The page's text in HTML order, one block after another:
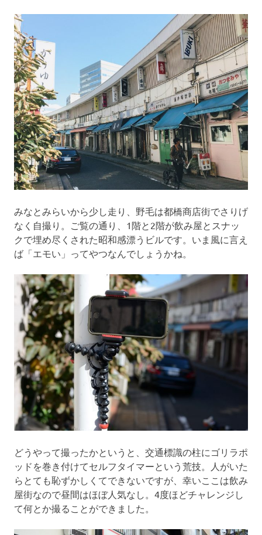
みなとみらいから少し走り、野毛は都橋商店街でさりげ
なく自撮り。ご覧の通り、1階と2階が飲み屋とスナッ
クで埋め尽くされた昭和感漂うビルです。いま風に言え
ば「エモい」ってやつなんでしょうかね。
どうやって撮ったかというと、交通標識の柱にゴリラポ
ッドを巻き付けてセルフタイマーという荒技。人がいた
らとても恥ずかしくてできないですが、幸いここは飲み
屋街なので昼間はほぼ人気なし。4度ほどチャレンジし
て何とか撮ることができました。